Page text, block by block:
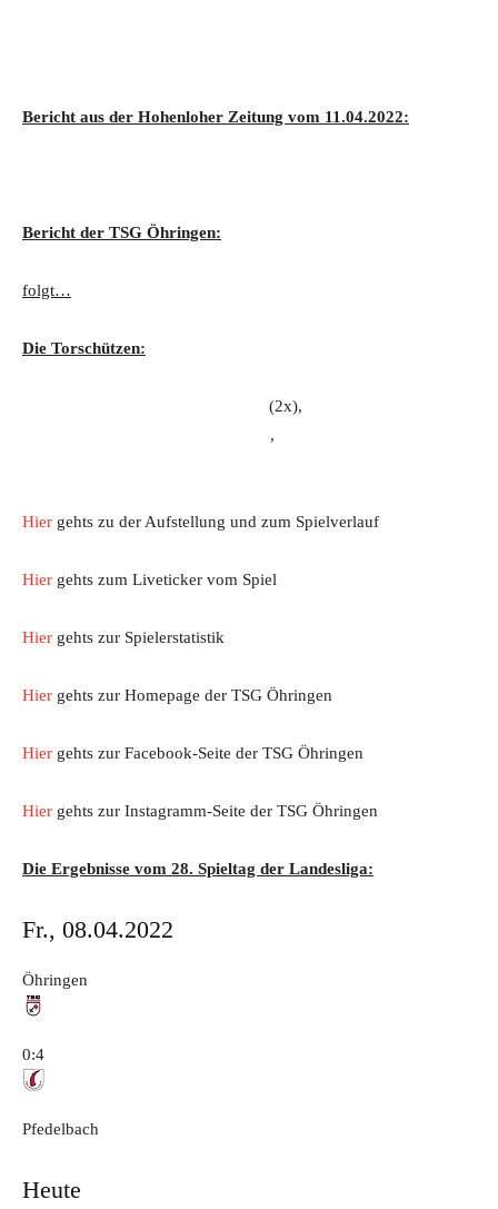
Bericht aus der Hohenloher Zeitung vom 11.04.2022:
Bericht der TSG Öhringen:
folgt…
Die Torschützen:
(2x),
,
Hier gehts zu der Aufstellung und zum Spielverlauf
Hier gehts zum Liveticker vom Spiel
Hier gehts zur Spielerstatistik
Hier gehts zur Homepage der TSG Öhringen
Hier gehts zur Facebook-Seite der TSG Öhringen
Hier gehts zur Instagramm-Seite der TSG Öhringen
Die Ergebnisse vom 28. Spieltag der Landesliga:
Fr., 08.04.2022
Öhringen
0:4
Pfedelbach
Heute